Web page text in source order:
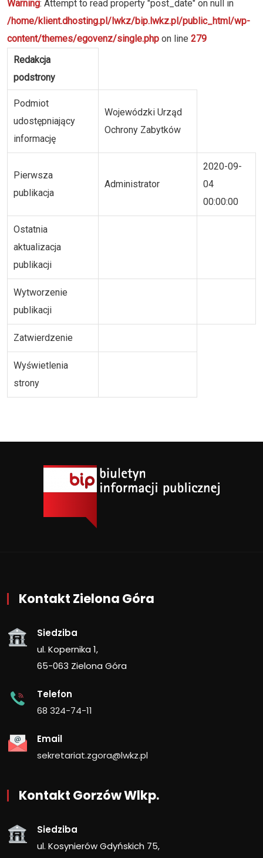
Warning: Attempt to read property "post_date" on null in
/home/klient.dhosting.pl/lwkz/bip.lwkz.pl/public_html/wp-
content/themes/egovenz/single.php on line 279
Redakcja
podstrony
Podmiot
udostępniający
informację
Wojewódzki Urząd
Ochrony Zabytków
Pierwsza
publikacja
Administrator
2020-09-
04
00:00:00
Ostatnia
aktualizacja
publikacji
Wytworzenie
publikacji
Zatwierdzenie
Wyświetlenia
strony
Kontakt Zielona Góra
Siedziba
ul. Kopernika 1,
65-063 Zielona Góra
Telefon
68 324-74-11
Email
sekretariat.zgora@lwkz.pl
Kontakt Gorzów Wlkp.
Siedziba
ul. Kosynierów Gdyńskich 75,